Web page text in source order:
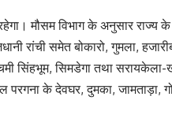
मौसम विभाग के अनुसार राज्य
रांची समेत बोकारो, गुमला,
सिंहभूम, सिमडेगा तथा
परगना के देवघर, दुमका, जामताड़ा,